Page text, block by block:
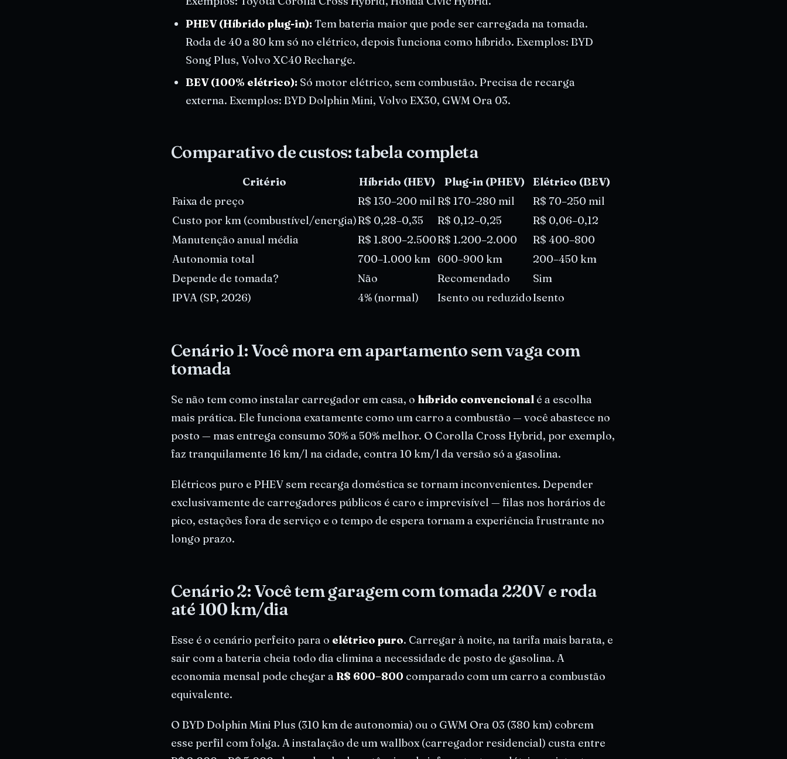
PHEV (Híbrido plug-in): Tem bateria maior que pode ser carregada na tomada.
Roda de 40 a 80 km só no elétrico, depois funciona como híbrido. Exemplos: BYD
Song Plus, Volvo XC40 Recharge.
BEV (100% elétrico): Só motor elétrico, sem combustão. Precisa de recarga
externa. Exemplos: BYD Dolphin Mini, Volvo EX30, GWM Ora 03.
Comparativo de custos: tabela completa
Critério Híbrido (HEV) Plug-in (PHEV)
Elétrico (BEV)
Faixa de preço
R$ 130–200 milR$ 170–280 mil
R$ 70–250 mil
Custo por km (combustível/energia)R$ 0,28–0,35 R$ 0,12–0,25
R$ 0,06–0,12
Manutenção anual média
R$ 1.800–2.500R$ 1.200–2.000
R$ 400–800
Autonomia total
700–1.000 km 600–900 km
200–450 km
Depende de tomada?
Não Recomendado
Sim
IPVA (SP, 2026)
4% (normal) Isento ou reduzidoIsento
Cenário 1: Você mora em apartamento sem vaga com
tomada
Se não tem como instalar carregador em casa, o híbrido convencional é a escolha
mais prática. Ele funciona exatamente como um carro a combustão — você abastece no
posto — mas entrega consumo 30% a 50% melhor. O Corolla Cross Hybrid, por exemplo,
faz tranquilamente 16 km/l na cidade, contra 10 km/l da versão só a gasolina.
Elétricos puro e PHEV sem recarga doméstica se tornam inconvenientes. Depender
exclusivamente de carregadores públicos é caro e imprevisível — filas nos horários de
pico, estações fora de serviço e o tempo de espera tornam a experiência frustrante no
longo prazo.
Cenário 2: Você tem garagem com tomada 220V e roda
até 100 km/dia
Esse é o cenário perfeito para o elétrico puro. Carregar à noite, na tarifa mais barata, e
sair com a bateria cheia todo dia elimina a necessidade de posto de gasolina. A
economia mensal pode chegar a R$ 600–800 comparado com um carro a combustão
equivalente.
O BYD Dolphin Mini Plus (310 km de autonomia) ou o GWM Ora 03 (380 km) cobrem
esse perfil com folga. A instalação de um wallbox (carregador residencial) custa entre